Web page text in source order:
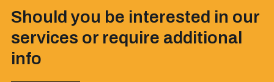
Should you be interested in our
services or require additional
info